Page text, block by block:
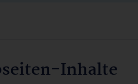
Inhalte